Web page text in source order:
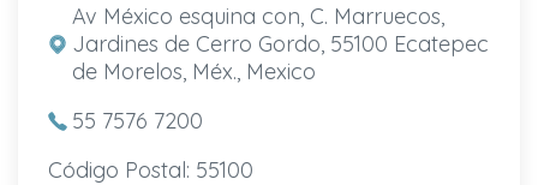
Av México esquina con, C. Marruecos,
Jardines de Cerro Gordo, 55100 Ecatepec
de Morelos, Méx., Mexico
55 7576 7200
Código Postal: 55100